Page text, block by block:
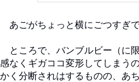
あごがちょっと横にごつすぎで
ところで、バンブルビー（に
感なくギガココ変形してしまう
かく分断されはするものの、あ